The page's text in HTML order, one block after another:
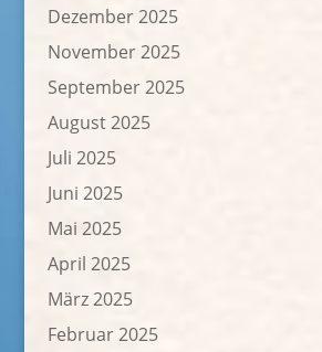
Dezember 2025
November 2025
September 2025
August 2025
Juli 2025
Juni 2025
Mai 2025
April 2025
März 2025
Februar 2025